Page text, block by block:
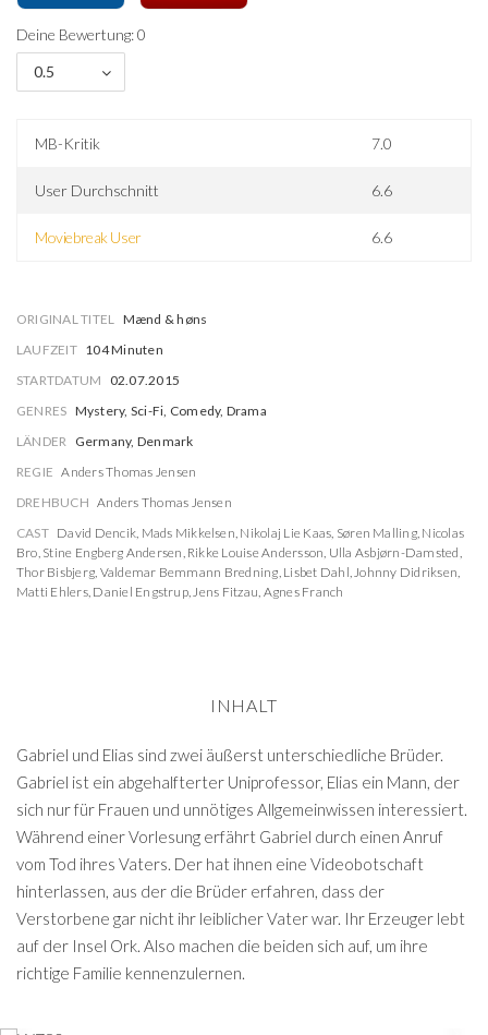
Deine Bewertung: 0
0.5
MB-Kritik 7.0
User Durchschnitt 6.6
Moviebreak User 6.6
ORIGINAL TITEL Mænd & høns
LAUFZEIT 104 Minuten
STARTDATUM
02.07.2015
GENRES Mystery, Sci-Fi, Comedy, Drama
LÄNDER Germany, Denmark
REGIE Anders Thomas Jensen
DREHBUCH Anders Thomas Jensen
CAST David Dencik, Mads Mikkelsen, Nikolaj Lie Kaas, Søren Malling, Nicolas
Bro, Stine Engberg Andersen, Rikke Louise Andersson, Ulla Asbjørn-Damsted,
Thor Bisbjerg, Valdemar Bemmann Bredning, Lisbet Dahl,Johnny Didriksen,
Matti Ehlers, Daniel Engstrup,Jens Fitzau, Agnes Franch
INHALT
Gabriel und Elias sind zwei äußerst unterschiedliche Brüder.
Gabriel ist ein abgehalfterter Uniprofessor, Elias ein Mann, der
sich nur für Frauen und unnötiges Allgemeinwissen interessiert.
Während einer Vorlesung erfährt Gabriel durch einen Anruf
vom Tod ihres Vaters. Der hat ihnen eine Videobotschaft
hinterlassen, aus der die Brüder erfahren, dass der
Verstorbene gar nicht ihr leiblicher Vater war. Ihr Erzeuger lebt
auf der Insel Ork. Also machen die beiden sich auf, um ihre
richtige Familie kennenzulernen.